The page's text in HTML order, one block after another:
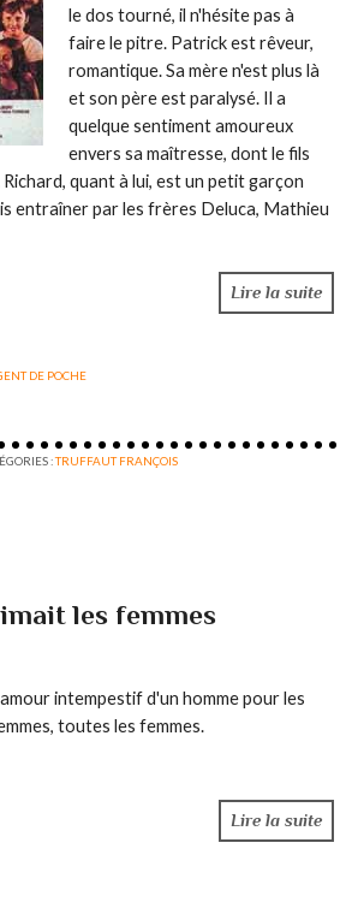
le dos tourné, il n'hésite pas à
faire le pitre. Patrick est rêveur,
romantique. Sa mère n'est plus là
et son père est paralysé. Il a
quelque sentiment amoureux
envers sa maîtresse, dont le fils
quant à lui, est un petit garçon
entraîner par les frères Deluca, Mathieu
Lire la suite
DE POCHE
:TRUFFAUT FRANÇOIS
les femmes
intempestif d'un homme pour les
toutes les femmes.
Lire la suite